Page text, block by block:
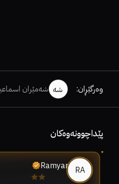
وەرگێڕان: شە شەمێران
پێداچوونەوەکان
RA
Ramyar